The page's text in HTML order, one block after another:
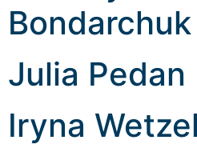
Julia Pedan
Iryna